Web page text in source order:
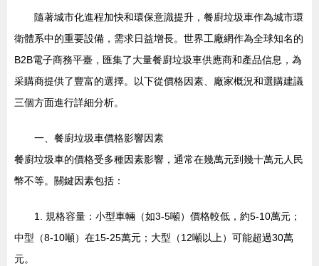
隨著城市化進程加快和環保意識提升，餐廚垃圾車作為城市環
衛體系中的重要設備，需求日益增長。世界工廠網作為全球知名的
B2B電子商務平臺，匯集了大量餐廚垃圾車供應商和產品信息，為
采購商提供了豐富的選擇。以下從價格因素、廠家概況和選購建議
三個方面進行詳細分析。
一、餐廚垃圾車價格影響因素
餐廚垃圾車的價格受多種因素影響，通常在幾萬元到幾十萬元人民
幣不等。關鍵因素包括：
1. 規格容量：小型車輛（如3-5噸）價格較低，約5-10萬元；
中型（8-10噸）在15-25萬元；大型（12噸以上）可能超過30萬
元。